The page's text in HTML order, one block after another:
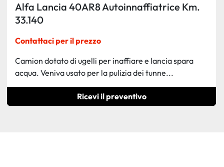
Alfa Lancia 40AR8 Autoinnaffiatrice Km.
33.140
Contattaci per il prezzo
Camion dotato di ugelli per inaffiare e lancia spara
acqua. Veniva usato per la pulizia dei tunne...
Ricevi il preventivo